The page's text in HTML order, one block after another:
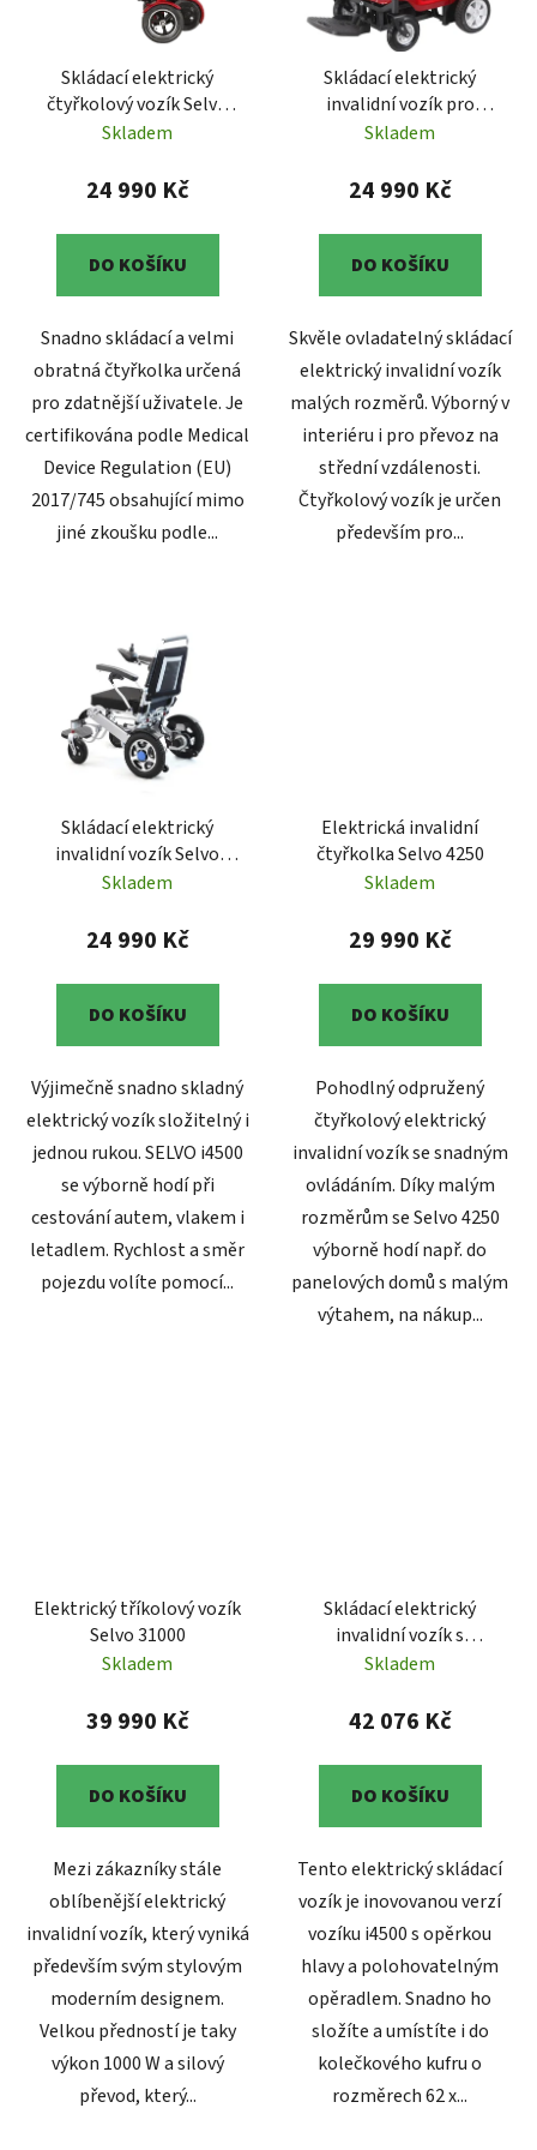
Skládací elektrický
čtyřkolový vozík Selvo
4040
Skladem
24 990 Kč
DO KOŠÍKU
Snadno skládací a velmi
obratná čtyřkolka určená
pro zdatnější uživatele. Je
certifikována podle Medical
Device Regulation (EU)
2017/745 obsahující mimo
jiné zkoušku podle...
Skládací elektrický
invalidní vozík pro
seniory Selvo i4500S
Skladem
24 990 Kč
DO KOŠÍKU
Skvěle ovladatelný skládací
elektrický invalidní vozík
malých rozměrů. Výborný v
interiéru i pro převoz na
střední vzdálenosti.
Čtyřkolový vozík je určen
především pro...
Skládací elektrický
invalidní vozík Selvo
i4500
Skladem
24 990 Kč
DO KOŠÍKU
Výjimečně snadno skladný
elektrický vozík složitelný i
jednou rukou. SELVO i4500
se výborně hodí při
cestování autem, vlakem i
letadlem. Rychlost a směr
pojezdu volíte pomocí...
Elektrická invalidní
čtyřkolka Selvo 4250
Skladem
29 990 Kč
DO KOŠÍKU
Pohodlný odpružený
čtyřkolový elektrický
invalidní vozík se snadným
ovládáním. Díky malým
rozměrům se Selvo 4250
výborně hodí např. do
panelových domů s malým
výtahem, na nákup...
Elektrický tříkolový vozík
Selvo 31000
Skladem
39 990 Kč
DO KOŠÍKU
Mezi zákazníky stále
oblíbenější elektrický
invalidní vozík, který vyniká
především svým stylovým
moderním designem.
Velkou předností je taky
výkon 1000 W a silový
převod, který...
Skládací elektrický
invalidní vozík s
polohovatelným
Skladem
42 076 Kč
DO KOŠÍKU
Tento elektrický skládací
vozík je inovovanou verzí
vozíku i4500 s opěrkou
hlavy a polohovatelným
opěradlem. Snadno ho
složíte a umístíte i do
kolečkového kufru o
rozměrech 62 x...